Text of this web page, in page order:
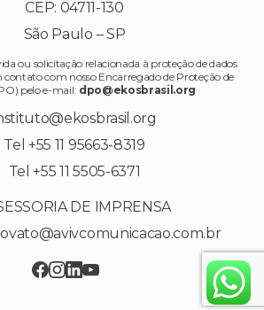
CEP: 04711-130
São Paulo – SP
ou solicitação relacionada à proteção de dados
contato com nosso Encarregado de Proteção de
pelo e-mail: dpo@ekosbrasil.org
Tel +55 11 95663-8319
Tel +55 11 5505-6371
DE IMPRENSA